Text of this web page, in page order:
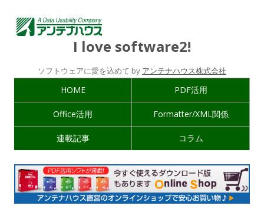
I love software2!
ソフトウェアに愛を込めて by アンテナハウス株式会社
HOME PDF活用
Office活用 Formatter/XML関係
連載記事 コラム